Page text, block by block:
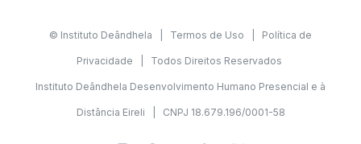
© Instituto Deândhela | Termos de Uso Política de
Privacidade | Todos Direitos Reservados
Instituto Deândhela Desenvolvimento Humano Presencial e à
Distância Eireli | CNPJ 18.679.196/0001-58